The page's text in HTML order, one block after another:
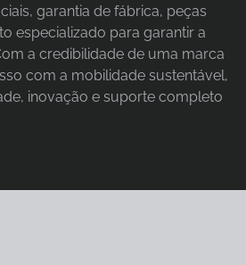
garantia de fábrica, peças
especializado para garantir a
a credibilidade de uma marca
com a mobilidade sustentável,
inovação e suporte completo